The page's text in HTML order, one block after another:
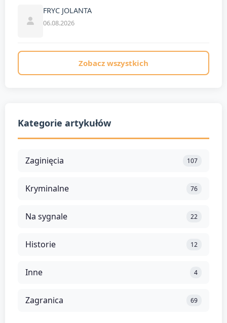
FRYC JOLANTA
06.08.2026
Zobacz wszystkich
Kategorie artykułów
Zaginięcia 107
Kryminalne 76
Na sygnale 22
Historie 12
Inne 4
Zagranica 69